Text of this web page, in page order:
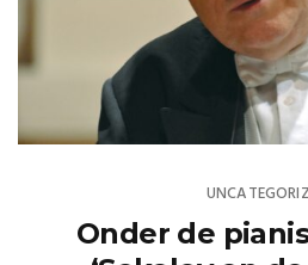
Onder de